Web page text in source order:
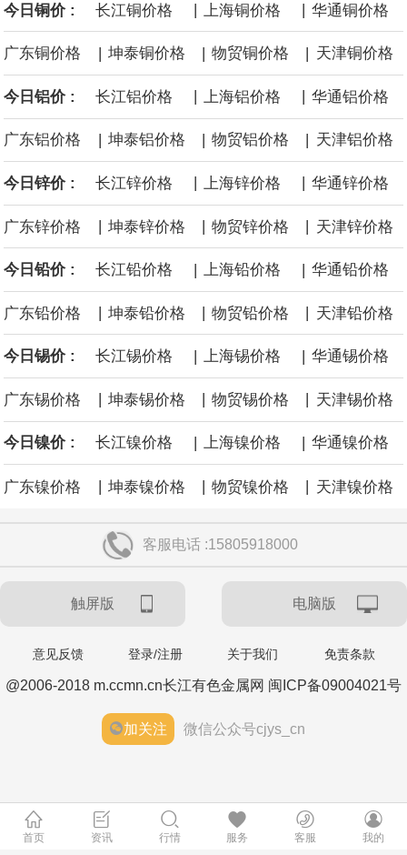
到采购的总费用可能高达2750亿美元，为美国有史以来最昂贵的水
面战舰项目之一。 根据CBO的初步估算，首舰造价约234亿美元，
后续14艘平均每艘约180亿美元。
黄金价格有望录得自今年1月以来最大单周涨幅。油价走弱为金价提
供支撑，同时投资者正等待美国非农就业数据，以寻找美国利率前
景的线索。StoneX高级分析师马特·辛普森表示，中东和平前景改善
海力士：龙仁工厂将生产高带宽内存（HBM）及其他下一代动态随
机存取存储器（DRAM）。
今日铜价 : 长江铜价格 | 上海铜价格 | 华通铜价格
广东铜价格 | 坤泰铜价格 | 物贸铜价格 | 天津铜价格
今日铝价 : 长江铝价格 上海铝价格 华通铝价格
广东铝价格 | 坤泰铝价格 | 物贸铝价格 | 天津铝价格
今日锌价 : 长江锌价格 上海锌价格 华通锌价格
广东锌价格 | 坤泰锌价格 | 物贸锌价格 | 天津锌价格
今日铅价 : 长江铅价格 | 上海铅价格 | 华通铅价格
广东铅价格 坤泰铅价格 物贸铅价格 天津铅价格
今日锡价 : 长江锡价格 | 上海锡价格 | 华通锡价格
广东锡价格 坤泰锡价格 物贸锡价格 天津锡价格
今日镍价 : 长江镍价格 | 上海镍价格 | 华通镍价格
广东镍价格 | 坤泰镍价格 | 物贸镍价格 | 天津镍价格
客服电话 :15805918000
触屏版 电脑版
意见反馈 登录/注册 关于我们 免责条款
@2006-2018 m.ccmn.cn长江有色金属网 闽ICP备09004021号
加关注 微信公众号cjys_cn
首页 资讯 行情 服务 客服 我的